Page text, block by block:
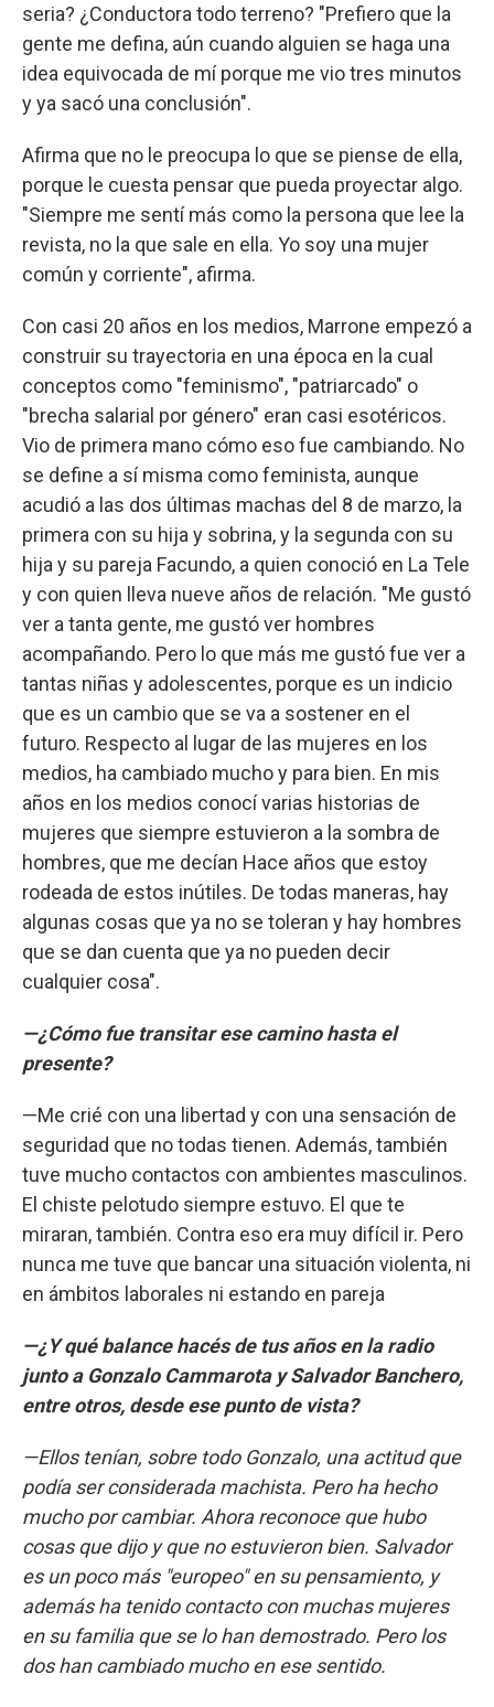
seria? ¿Conductora todo terreno? "Prefiero que la
gente me defina, aún cuando alguien se haga una
idea equivocada de mí porque me vio tres minutos
y ya sacó una conclusión".
Afirma que no le preocupa lo que se piense de ella,
porque le cuesta pensar que pueda proyectar algo.
"Siempre me sentí más como la persona que lee la
revista, no la que sale en ella. Yo soy una mujer
común y corriente", afirma.
Con casi 20 años en los medios, Marrone empezó a
construir su trayectoria en una época en la cual
conceptos como "feminismo", "patriarcado" o
"brecha salarial por género" eran casi esotéricos.
Vio de primera mano cómo eso fue cambiando. No
se define a sí misma como feminista, aunque
acudió a las dos últimas machas del 8 de marzo, la
primera con su hija y sobrina, y la segunda con su
hija y su pareja Facundo, a quien conoció en La Tele
y con quien lleva nueve años de relación. "Me gustó
ver a tanta gente, me gustó ver hombres
acompañando. Pero lo que más me gustó fue ver a
tantas niñas y adolescentes, porque es un indicio
que es un cambio que se va a sostener en el
futuro. Respecto al lugar de las mujeres en los
medios, ha cambiado mucho y para bien. En mis
años en los medios conocí varias historias de
mujeres que siempre estuvieron a la sombra de
hombres, que me decían Hace años que estoy
rodeada de estos inútiles. De todas maneras, hay
algunas cosas que ya no se toleran y hay hombres
que se dan cuenta que ya no pueden decir
cualquier cosa".
—¿Cómo fue transitar ese camino hasta el
presente?
—Me crié con una libertad y con una sensación de
seguridad que no todas tienen. Además, también
tuve mucho contactos con ambientes masculinos.
El chiste pelotudo siempre estuvo. El que te
miraran, también. Contra eso era muy difícil ir. Pero
nunca me tuve que bancar una situación violenta, ni
en ámbitos laborales ni estando en pareja
—¿Y qué balance hacés de tus años en la radio
junto a Gonzalo Cammarota y Salvador Banchero,
entre otros, desde ese punto de vista?
—Ellos tenían, sobre todo Gonzalo, una actitud que
podía ser considerada machista. Pero ha hecho
mucho por cambiar. Ahora reconoce que hubo
cosas que dijo y que no estuvieron bien. Salvador
es un poco más "europeo" en su pensamiento, y
además ha tenido contacto con muchas mujeres
en su familia que se lo han demostrado. Pero los
dos han cambiado mucho en ese sentido.